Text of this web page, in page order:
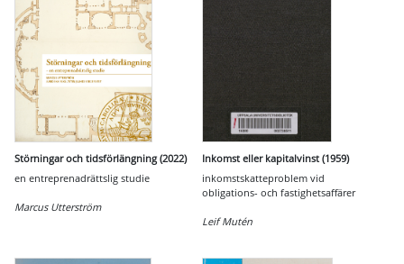
Störningar och tidsförlängning (2022)
en entreprenadrättslig studie
Marcus Utterström
Inkomst eller kapitalvinst (1959)
inkomstskatteproblem vid
obligations- och fastighetsaffärer
Leif Mutén